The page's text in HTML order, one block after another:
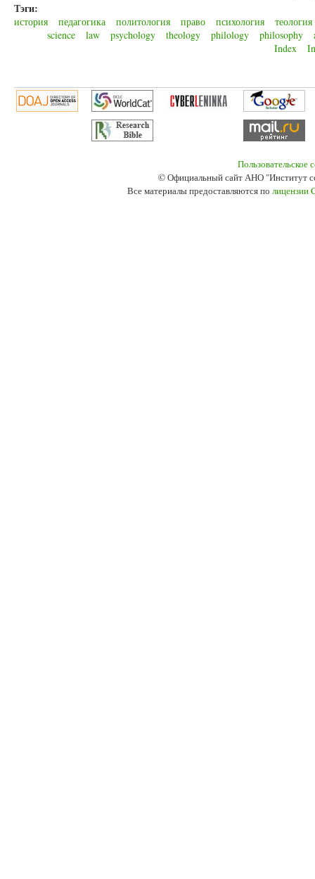
Тэги:
история педагогика политология право психология
теология
science
law psychology theology philology philosophy
Index
Пользовательское
© Официальный сайт АНО "Институт
Все материалы предоставляются по лицензии